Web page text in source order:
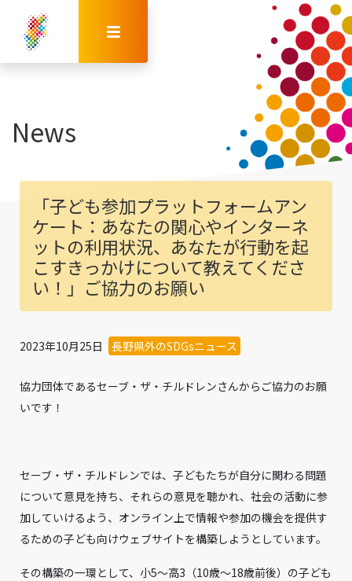
News
「子ども参加プラットフォームアン
ケート：あなたの関心やインターネ
ットの利用状況、あなたが行動を起
こすきっかけについて教えてくださ
い！」ご協力のお願い
2023年10月25日 長野県外のSDGsニュース
協力団体であるセーブ・ザ・チルドレンさんからご協力のお願
いです！
セーブ・ザ・チルドレンでは、子どもたちが自分に関わる問題
について意見を持ち、それらの意見を聴かれ、社会の活動に参
加していけるよう、オンライン上で情報や参加の機会を提供す
るための子ども向けウェブサイトを構築しようとしています。
その構築の一環として、小5～高3（10歳～18歳前後）の子ども